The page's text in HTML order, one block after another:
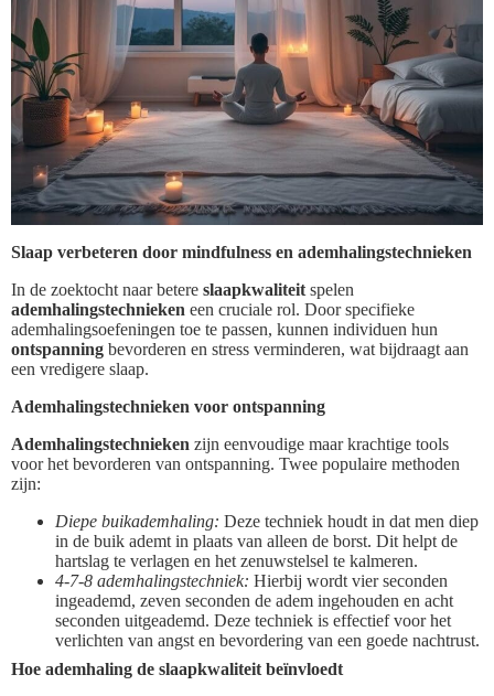
Slaap verbeteren door mindfulness en ademhalingstechnieken
In de zoektocht naar betere slaapkwaliteit spelen
ademhalingstechnieken een cruciale rol. Door specifieke
ademhalingsoefeningen toe te passen, kunnen individuen hun
ontspanning bevorderen en stress verminderen, wat bijdraagt aan
een vredigere slaap.
Ademhalingstechnieken voor ontspanning
Ademhalingstechnieken zijn eenvoudige maar krachtige tools
voor het bevorderen van ontspanning. Twee populaire methoden
zijn:
Diepe buikademhaling: Deze techniek houdt in dat men diep
in de buik ademt in plaats van alleen de borst. Dit helpt de
hartslag te verlagen en het zenuwstelsel te kalmeren.
4-7-8 ademhalingstechniek: Hierbij wordt vier seconden
ingeademd, zeven seconden de adem ingehouden en acht
seconden uitgeademd. Deze techniek is effectief voor het
verlichten van angst en bevordering van een goede nachtrust.
Hoe ademhaling de slaapkwaliteit beïnvloedt